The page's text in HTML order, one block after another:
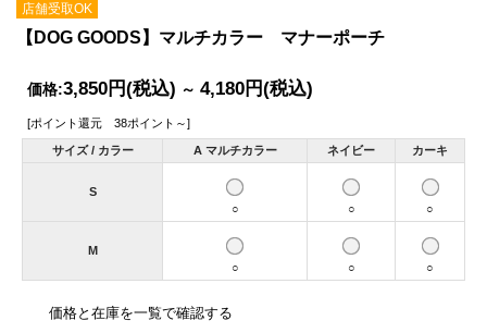
店舗受取OK
【DOG GOODS】マルチカラー マナーポーチ
価格:3,850円(税込) ～ 4,180円(税込)
[ポイント還元 38ポイント～]
サイズ / カラー A マルチカラー ネイビー カーキ
S
○
○ ○
M
○
○ ○
価格と在庫を一覧で確認する